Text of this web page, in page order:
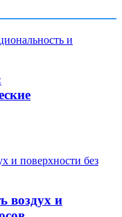
воздух и